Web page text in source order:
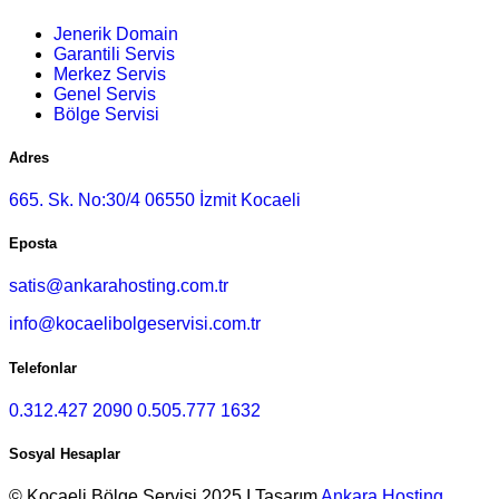
Jenerik Domain
Garantili Servis
Merkez Servis
Genel Servis
Bölge Servisi
Adres
665. Sk. No:30/4 06550 İzmit Kocaeli
Eposta
satis@ankarahosting.com.tr
info@kocaelibolgeservisi.com.tr
Telefonlar
0.312.427 2090 0.505.777 1632
Sosyal Hesaplar